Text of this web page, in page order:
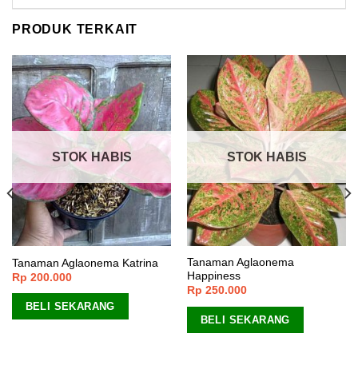
PRODUK TERKAIT
STOK HABIS
Tanaman Aglaonema Katrina
Rp 200.000
BELI SEKARANG
STOK HABIS
Tanaman Aglaonema
Happiness
Rp 250.000
BELI SEKARANG